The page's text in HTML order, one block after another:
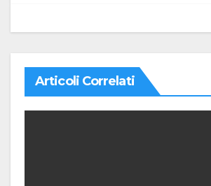
Articoli Correlati